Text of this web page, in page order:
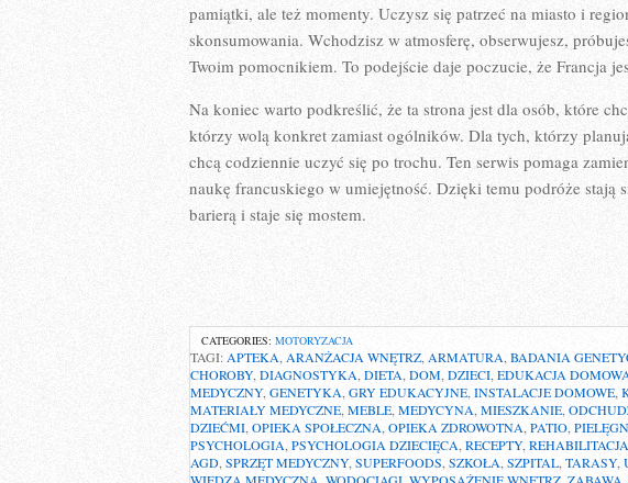
pamiątki, ale też momenty. Uczysz się patrzeć na miasto i
skonsumowania. Wchodzisz w atmosferę, obserwujesz,
Twoim pomocnikiem. To podejście daje poczucie, że Francja
Na koniec warto podkreślić, że ta strona jest dla osób, które
którzy wolą konkret zamiast ogólników. Dla tych, którzy
chcą codziennie uczyć się po trochu. Ten serwis pomaga
naukę francuskiego w umiejętność. Dzięki temu podróże stają
barierą i staje się mostem.
CATEGORIES: MOTORYZACJA
TAGI: APTEKA ARANŻACJA WNĘTRZ, ARMATURA BADANIA
CHOROBY, DIAGNOSTYKA DIETA, DOM DZIECI, EDUKACJA
MEDYCZNY, GENETYKA GRY EDUKACYJNE INSTALACJE DOMOWE
MATERIAŁY MEDYCZNE, MEBLE MEDYCYNA, MIESZKANIE
DZIEĆMI OPIEKA SPOŁECZNA OPIEKA ZDROWOTNA PATIO
PSYCHOLOGIA PSYCHOLOGIA DZIECIĘCA RECEPTY, REHABILITACJA
AGD, SPRZĘT MEDYCZNY, SUPERFOODS, SZKOŁA SZPITAL, TARASY,